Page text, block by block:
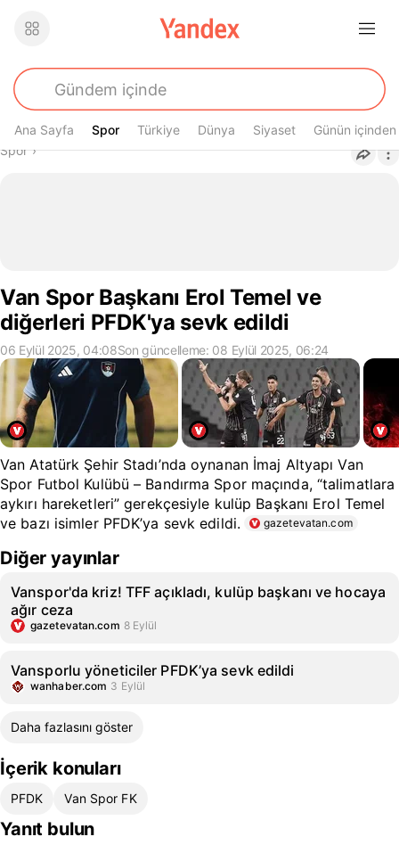
Ana Sayfa Spor
Spor Türkiye Dünya Siyaset Günün içinden
Buradasın
Spor›
Van Spor Başkanı Erol Temel ve
diğerleri PFDK'ya sevk edildi
06 Eylül 2025, 04:08Son güncelleme: 08 Eylül 2025, 06:24
Van Atatürk Şehir Stadı’nda oynanan İmaj Altyapı Van
Spor Futbol Kulübü – Bandırma Spor maçında, “talimatlara
aykırı hareketleri” gerekçesiyle kulüp Başkanı Erol Temel
ve bazı isimler PFDK’ya sevk edildi.
gazetevatan.com
Diğer yayınlar
Vanspor'da kriz! TFF açıkladı, kulüp başkanı ve hocaya
ağır ceza
gazetevatan.com 8 Eylül
Vansporlu yöneticiler PFDK’ya sevk edildi
wanhaber.com 3 Eylül
Daha fazlasını göster
İçerik konuları
PFDK Van Spor FK
Yanıt bulun